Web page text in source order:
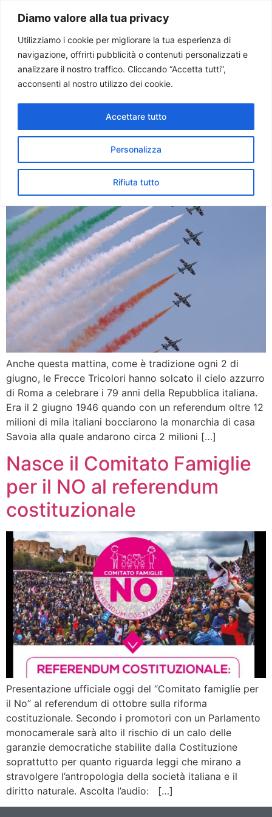
Diamo valore alla tua privacy
Utilizziamo i cookie per migliorare la tua esperienza di
navigazione, offrirti pubblicità o contenuti personalizzati e
analizzare il nostro traffico. Cliccando “Accetta tutti”,
acconsenti al nostro utilizzo dei cookie.
Personalizza
Rifiuta tutto
Accettare tutto
Paolo Ondarza
Tag:referendum
“Repubblica avanti!”
Biagetti, testimone dello
storico referendum
Anche questa mattina, come è tradizione ogni 2 di
giugno, le Frecce Tricolori hanno solcato il cielo azzurro
di Roma a celebrare i 79 anni della Repubblica italiana.
Era il 2 giugno 1946 quando con un referendum oltre 12
milioni di mila italiani bocciarono la monarchia di casa
Savoia alla quale andarono circa 2 milioni […]
Nasce il Comitato Famiglie
per il NO al referendum
costituzionale
Presentazione ufficiale oggi del “Comitato famiglie per
il No” al referendum di ottobre sulla riforma
costituzionale. Secondo i promotori con un Parlamento
monocamerale sarà alto il rischio di un calo delle
garanzie democratiche stabilite dalla Costituzione
soprattutto per quanto riguarda leggi che mirano a
stravolgere l’antropologia della società italiana e il
diritto naturale. Ascolta l’audio: […]